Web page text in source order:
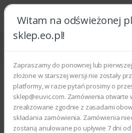
Witam na odświeżonej
sklep.eo.pl!
Zapraszamy do ponownej lub
złożone w starszej wersji nie zostały
platformy, w razie pytań prosimy o
sklep@euvic.com. Zamówienia otwarte
zrealizowane zgodnie z zasadami
składania zamówienia. Zamówienia
zostaną anulowane po upływie 7 dni
Strona główna Części zamienne